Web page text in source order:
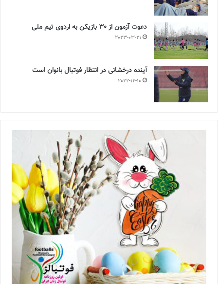
دعوت آزمون از 30 بازیکن به اردوی تیم ملی
2023-03-21
آینده درخشانی در انتظار فوتبال بانوان است
2022-12-10